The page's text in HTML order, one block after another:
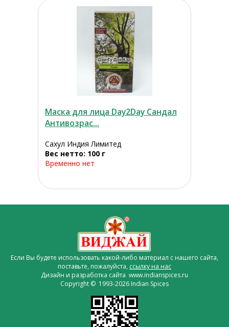
Маска для лица Day2Day Сандал
Антивозрас...
Сахул Индия Лимитед
Вес нетто: 100 г
Временно нет
Если Вы будете использовать какой-либо материал с нашего сайта,
поставьте, пожалуйста, ссылку на нас
Дизайн и разработка сайта www.indianspices.ru
Copyright © 1993-2026 Indian Spices